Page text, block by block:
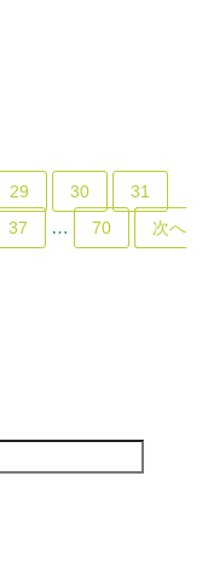
29 30
31
37 … 70
次へ